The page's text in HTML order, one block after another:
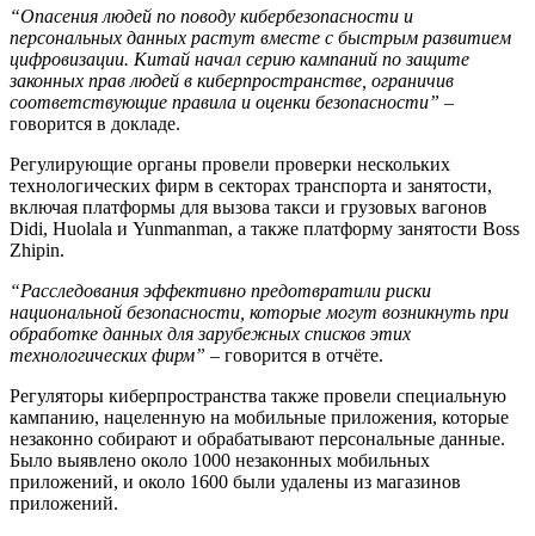
“Опасения людей по поводу кибербезопасности и
персональных данных растут вместе с быстрым развитием
цифровизации. Китай начал серию кампаний по защите
законных прав людей в киберпространстве, ограничив
соответствующие правила и оценки безопасности” –
говорится в докладе.
Регулирующие органы провели проверки нескольких
технологических фирм в секторах транспорта и занятости,
включая платформы для вызова такси и грузовых вагонов
Didi, Huolala и Yunmanman, а также платформу занятости Boss
Zhipin.
“Расследования эффективно предотвратили риски
национальной безопасности, которые могут возникнуть при
обработке данных для зарубежных списков этих
технологических фирм” – говорится в отчёте.
Регуляторы киберпространства также провели специальную
кампанию, нацеленную на мобильные приложения, которые
незаконно собирают и обрабатывают персональные данные.
Было выявлено около 1000 незаконных мобильных
приложений, и около 1600 были удалены из магазинов
приложений.